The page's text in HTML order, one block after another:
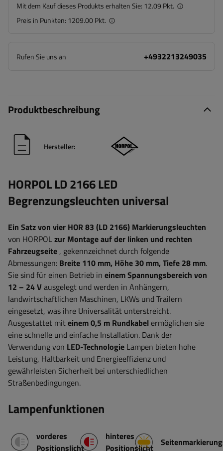
Mit dem Kauf dieses Produkts erhalten Sie: 12.09 Pkt.
Preis in Punkten: 1209.00 Pkt.
Rufen Sie uns an +4932213249035
Produktbeschreibung
Hersteller:
HORPOL LD 2166 LED
Begrenzungsleuchten universal
Ein Satz von vier HOR 83 (LD 2166) Markierungsleuchten
von HORPOLzur Montage auf der linken und rechten
Fahrzeugseite , gekennzeichnet durch folgende
Abmessungen: Breite 110 mm, Höhe 30 mm, Tiefe 28 mm.
Siesind für einen Betrieb in einem Spannungsbereich von
12 – 24 Vausgelegt und werden in Anhängern,
landwirtschaftlichen Maschinen, LKWs und Trailern
eingesetzt, was ihre Universalität unterstreicht.
Ausgestattet miteinem 0,5 m Rundkabel ermöglichen sie
eine schnelle und einfache Installation. Dank der
Verwendung von LED-Technologie Lampen bieten hohe
Leistung, Haltbarkeit und Energieeffizienz und
gewährleisten Sicherheit bei unterschiedlichen
Straßenbedingungen.
Lampenfunktionen
vorderes
Positionslicht
hinteres
Positionslicht